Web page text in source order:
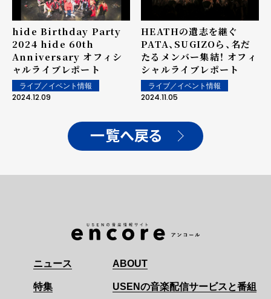
hide Birthday Party
2024 hide 60th
Anniversary オフィシ
ャルライブレポート
ライブ／イベント情報
2024.12.09
HEATHの遺志を継ぐ
PATA、SUGIZOら、名だ
たるメンバー集結！ オフィ
シャルライブレポート
ライブ／イベント情報
2024.11.05
一覧へ戻る
ニュース
特集
ABOUT
USENの音楽配信サービスと番組